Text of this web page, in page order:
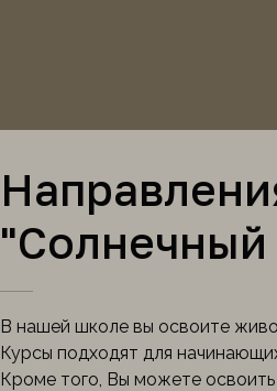
"Солнечный
В нашей школе вы освоите
Курсы подходят для
Кроме того, Вы можете освоить